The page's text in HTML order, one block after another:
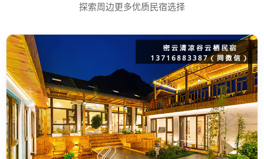
探索周边更多优质民宿选择